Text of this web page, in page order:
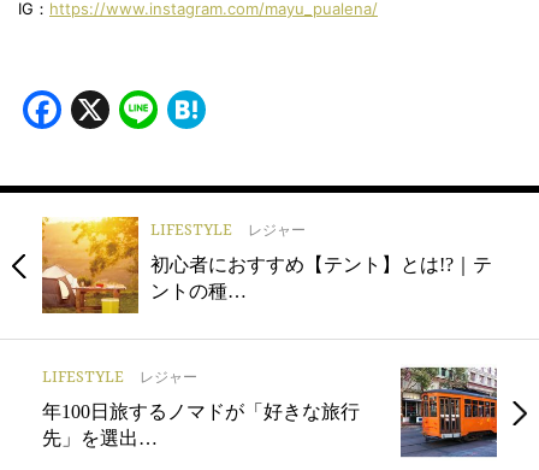
IG： https://www.instagram.com/mayu_pualena/
Facebook
X Line
LIFESTYLE レジャー
初心者におすすめ【テント】とは!?｜テ
ントの種…
LIFESTYLE レジャー
年100日旅するノマドが「好きな旅行
先」を選出…